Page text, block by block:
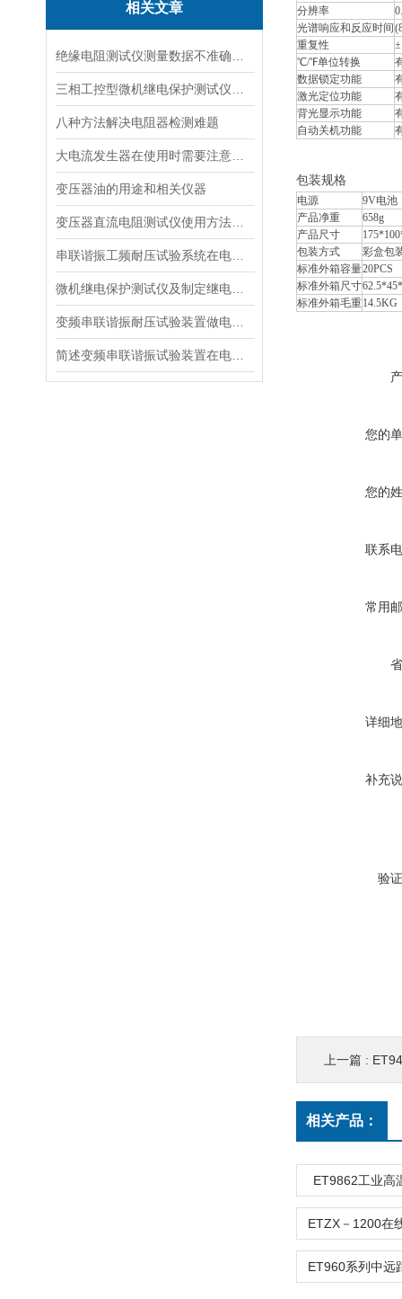
相关文章
八种方法解决电阻器检测难题
变压器油的用途和相关仪器
分辨率
光谱响应和反应时间
重复性
℃/℉单位转换
数据锁定功能
激光定位功能
背光显示功能
自动关机功能
包装规格
电源
9V电池
产品净重
658g
产品尺寸
包装方式
彩盒包
标准外箱容量20PCS
标准外箱尺寸
标准外箱毛重14.5KG
您的
您的
联系
常用
详细
补充
验
上一篇 :
相关产品：
ET9862工业高